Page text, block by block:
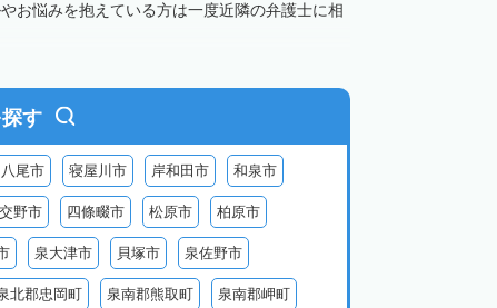
お悩みを抱えている方は一度近隣の弁護士に相
す
八尾市 寝屋川市 岸和田市 和泉市
交野市 四條畷市 松原市 柏原市
泉大津市 貝塚市 泉佐野市
北郡忠岡町 泉南郡熊取町 泉南郡岬町